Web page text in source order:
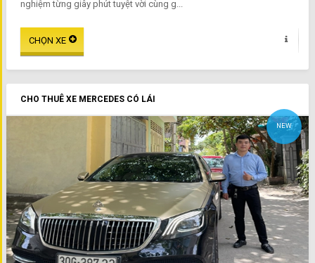
nghiệm từng giây phút tuyệt vời cùng g...
CHO THUÊ XE MERCEDES CÓ LÁI
NEW